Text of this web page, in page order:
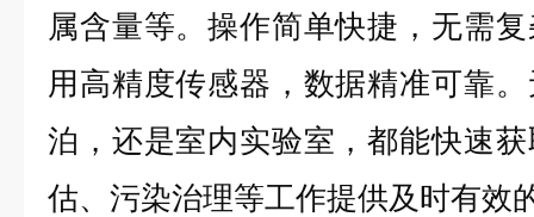
属含量等。操作简单快捷，无需
用高精度传感器，数据精准可靠
泊，还是室内实验室，都能快速
估、污染治理等工作提供及时有效